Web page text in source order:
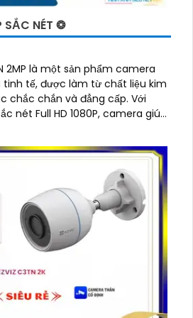
SẮC NÉT ❂
2MP là một sản phẩm camera
tinh tế, được làm từ chất liệu kim
chắn và đẳng cấp. Với
nét Full HD 1080P, camera giúp